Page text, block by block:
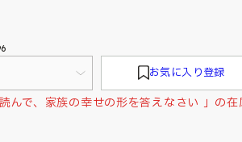
お気に入り登録
んで、家族の幸せの形を答えなさい 」の在